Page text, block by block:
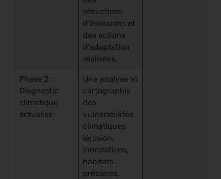
réductions
d’émissions et
des actions
d’adaptation
réalisées.
Phase 2 :
Diagnostic
climatique
actualisé
Une analyse et
cartographie
des
vulnérabilités
climatiques
(érosion,
inondations,
habitats
précaires,